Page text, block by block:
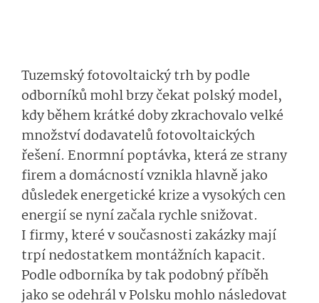
Tuzemský fotovoltaický trh by podle
odborníků mohl brzy čekat polský model,
kdy během krátké doby zkrachovalo velké
množství dodavatelů fotovoltaických
řešení. Enormní poptávka, která ze strany
firem a domácností vznikla hlavně jako
důsledek energetické krize a vysokých cen
energií se nyní začala rychle snižovat.
I firmy, které v současnosti zakázky mají
trpí nedostatkem montážních kapacit.
Podle odborníka by tak podobný příběh
jako se odehrál v Polsku mohlo následovat